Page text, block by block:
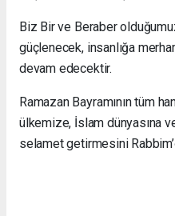
Biz Bir ve Beraber
güçlenecek, insanlığa
devam edecektir.
Ramazan Bayramının tüm
ülkemize, İslam dünyasına
selamet getirmesini